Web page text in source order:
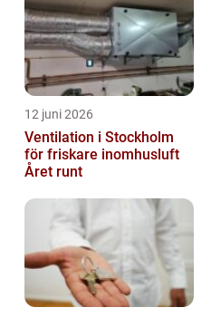
12 juni 2026
Ventilation i Stockholm
för friskare inomhusluft
Året runt